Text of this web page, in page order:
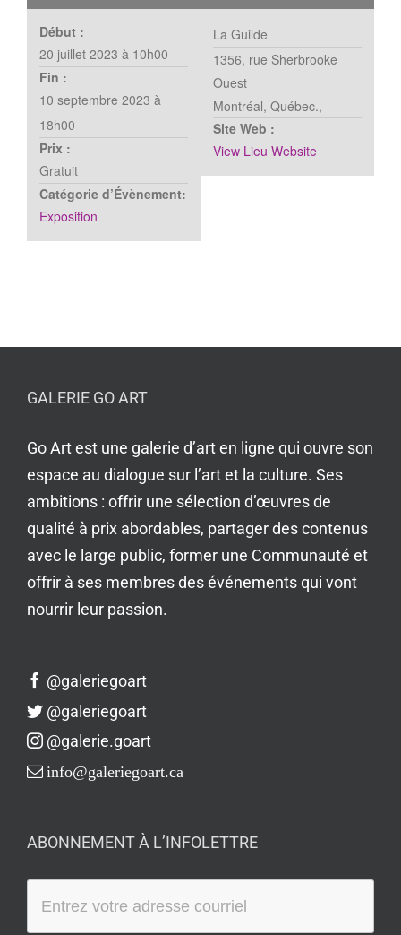
Début :
20 juillet 2023 à 10h00
Fin :
10 septembre 2023 à
18h00
Prix :
Gratuit
Catégorie d’Évènement:
Exposition
La Guilde
1356, rue Sherbrooke
Ouest
Montréal, Québec.,
Site Web :
View Lieu Website
GALERIE GO ART
Go Art est une galerie d’art en ligne qui ouvre son
espace au dialogue sur l’art et la culture. Ses
ambitions : offrir une sélection d’œuvres de
qualité à prix abordables, partager des contenus
avec le large public, former une Communauté et
offrir à ses membres des événements qui vont
nourrir leur passion.
@galeriegoart
@galeriegoart
@galerie.goart
info@galeriegoart.ca
ABONNEMENT À L’INFOLETTRE